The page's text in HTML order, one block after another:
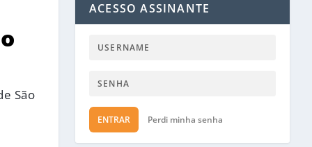
São
ACESSO ASSINANTE
ENTRAR Perdi minha senha